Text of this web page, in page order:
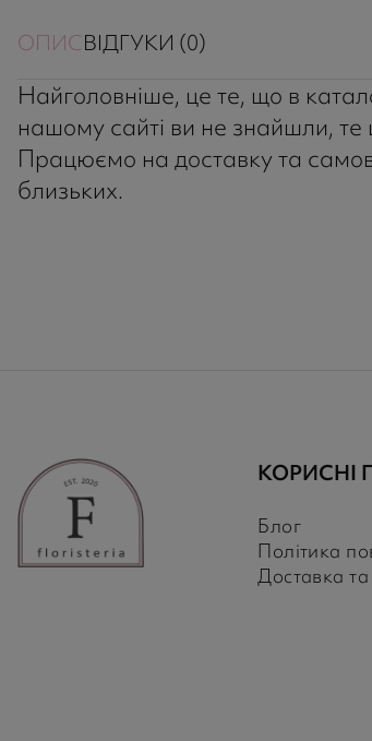
ОПИСВІДГУКИ (0)
Найголовніше, це те, що в
нашому сайті ви не знайшли,
Працюємо на доставку та
близьких.
КОРИСНІ
Блог
Політика
Доставка